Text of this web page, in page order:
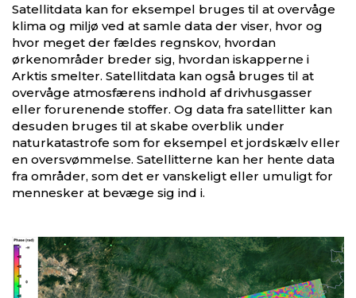
Satellitdata kan for eksempel bruges til at overvåge
klima og miljø ved at samle data der viser, hvor og
hvor meget der fældes regnskov, hvordan
ørkenområder breder sig, hvordan iskapperne i
Arktis smelter. Satellitdata kan også bruges til at
overvåge atmosfærens indhold af drivhusgasser
eller forurenende stoffer. Og data fra satellitter kan
desuden bruges til at skabe overblik under
naturkatastrofe som for eksempel et jordskælv eller
en oversvømmelse. Satellitterne kan her hente data
fra områder, som det er vanskeligt eller umuligt for
mennesker at bevæge sig ind i.